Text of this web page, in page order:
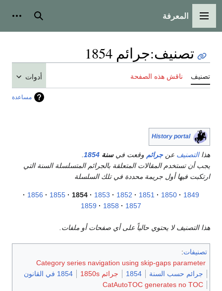
القائمة الرئيسية
المعرفة بحث
تصنيف:جرائم 1854
تصنيف ناقش هذه الصفحة أدوات
مساعدة
History portal
هذاالتصنيف عنجرائم وقعت فيسنة 1854
يجب أن تستخدم المقالات المتعلقة بالجرائم المتسلسلة السنة التي
ارتكبت فيها أول جريمة محددة في تلك السلسلة
1849
1850
1851
1852
1853
1854
1855
1856
1857
1858
1859
هذا التصنيف لا يحتوي حالياً على أي صفحات أو ملفات.
تصنيفات:
Category series navigation using skip-gaps parameter
جرائم حسب السنة
1854 جرائم 1850s
1854 في القانون
CatAutoTOC generates no TOC